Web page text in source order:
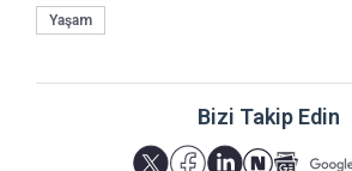
Yaşam
Bizi Takip Edin